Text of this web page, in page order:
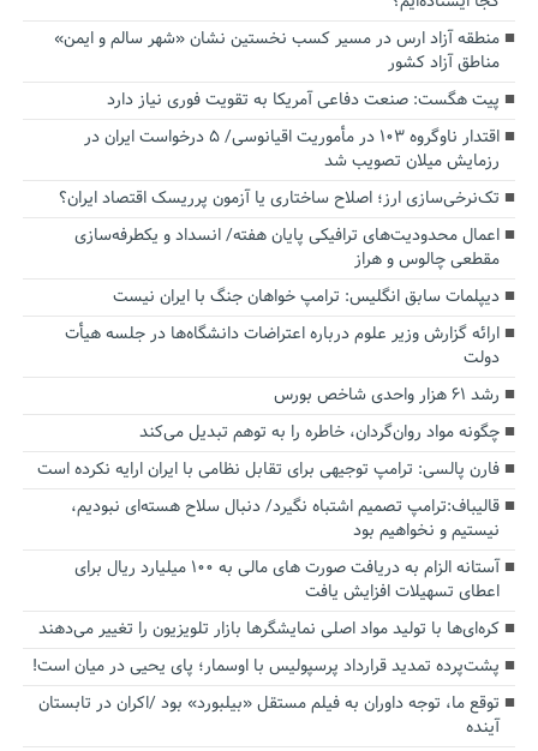
منطقه آزاد ارس در مسیر کسب نخستین نشان «شهر سالم و ایمن»
مناطق آزاد کشور
پیت هگست: صنعت دفاعی آمریکا به تقویت فوری نیاز دارد
اقتدار ناوگروه ۱۰۳ در مأموریت‌ اقیانوسی/ ۵ درخواست ایران در
رزمایش میلان تصویب شد
تک‌نرخی‌سازی ارز؛ اصلاح ساختاری یا آزمون پرریسک اقتصاد ایران؟
اعمال محدودیت‌های ترافیکی پایان هفته/ انسداد و یکطرفه‌سازی
مقطعی چالوس و هراز
دیپلمات سابق انگلیس:‌ ترامپ خواهان جنگ با ایران نیست
ارائه گزارش وزیر علوم درباره اعتراضات دانشگاه‌ها در جلسه هیأت
دولت
رشد ۶۱ هزار واحدی شاخص بورس
چگونه مواد روان‌گردان، خاطره را به توهم تبدیل می‌کند
فارن پالسی: ترامپ توجیهی برای تقابل نظامی با ایران ارایه نکرده است
قالیباف:ترامپ تصمیم اشتباه نگیرد/ دنبال سلاح هسته‌ای نبودیم،
نیستیم و نخواهیم بود
آستانه الزام به دریافت صورت های مالی به ۱۰۰ میلیارد ریال برای
اعطای تسهیلات افزایش یافت
کره‌ای‌ها با تولید مواد اصلی نمایشگرها بازار تلویزیون را تغییر می‌دهند
پشت‌پرده تمدید قرارداد پرسپولیس با اوسمار؛ پای یحیی در میان است!
توقع ما، توجه داوران به فیلم مستقل «بیلبورد» بود /اکران در تابستان
آینده